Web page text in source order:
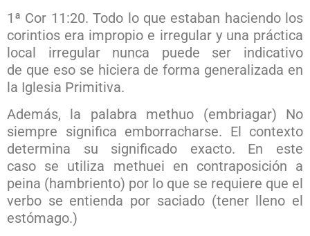
1ª Cor 11:20. Todo lo que estaban haciendo los
corintios era impropio e irregular y una práctica
local irregular nunca puede ser indicativo
de que eso se hiciera de forma generalizada en
la Iglesia Primitiva.
Además, la palabra methuo (embriagar) No
siempre significa emborracharse. El contexto
determina su significado exacto. En este
caso se utiliza methuei en contraposición a
peina (hambriento) por lo que se requiere que el
verbo se entienda por saciado (tener lleno el
estómago.)